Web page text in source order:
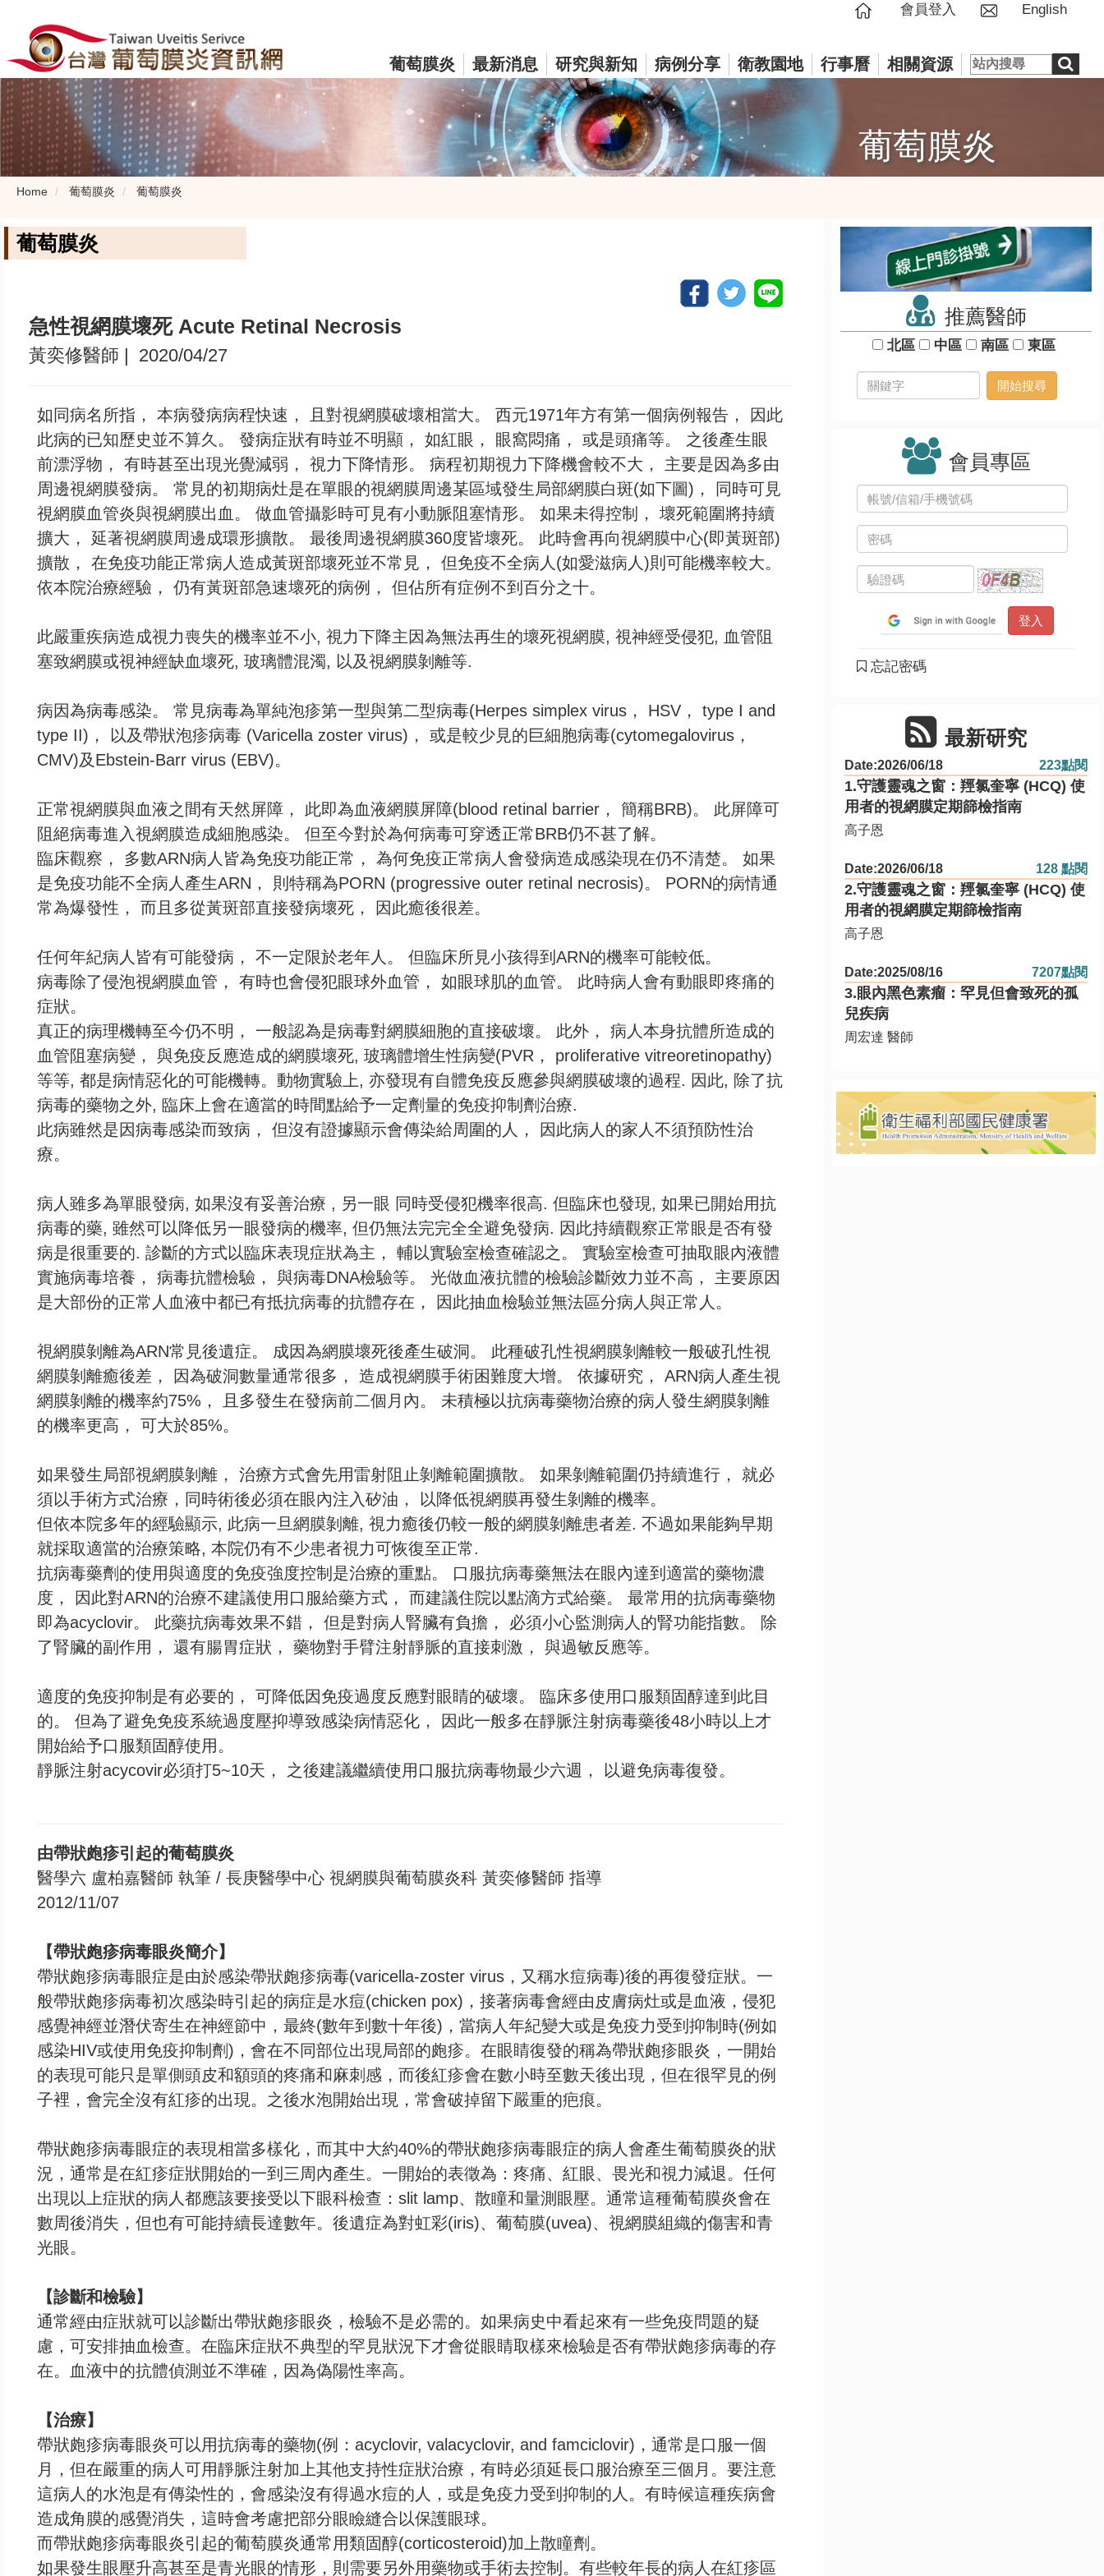
葡萄膜炎 最新消息 研究與新知 病例分享 衛教園地 行事曆 相關資源
會員登入 English
葡萄膜炎
Home 葡萄膜炎 葡萄膜炎
葡萄膜炎
急性視網膜壞死 Acute Retinal Necrosis
黃奕修醫師 | 2020/04/27
如同病名所指， 本病發病病程快速， 且對視網膜破壞相當大。 西元1971年方有第一個病例報告， 因此
此病的已知歷史並不算久。 發病症狀有時並不明顯， 如紅眼， 眼窩悶痛， 或是頭痛等。 之後產生眼
前漂浮物， 有時甚至出現光覺減弱， 視力下降情形。 病程初期視力下降機會較不大， 主要是因為多由
周邊視網膜發病。 常見的初期病灶是在單眼的視網膜周邊某區域發生局部網膜白斑(如下圖)， 同時可見
視網膜血管炎與視網膜出血。 做血管攝影時可見有小動脈阻塞情形。 如果未得控制， 壞死範圍將持續
擴大， 延著視網膜周邊成環形擴散。 最後周邊視網膜360度皆壞死。 此時會再向視網膜中心(即黃斑部)
擴散， 在免疫功能正常病人造成黃斑部壞死並不常見， 但免疫不全病人(如愛滋病人)則可能機率較大。
依本院治療經驗， 仍有黃斑部急速壞死的病例， 但佔所有症例不到百分之十。
此嚴重疾病造成視力喪失的機率並不小, 視力下降主因為無法再生的壞死視網膜, 視神經受侵犯, 血管阻
塞致網膜或視神經缺血壞死, 玻璃體混濁, 以及視網膜剝離等.
病因為病毒感染。 常見病毒為單純泡疹第一型與第二型病毒(Herpes simplex virus， HSV， type I and
type II)， 以及帶狀泡疹病毒 (Varicella zoster virus)， 或是較少見的巨細胞病毒(cytomegalovirus，
CMV)及Ebstein-Barr virus (EBV)。
正常視網膜與血液之間有天然屏障， 此即為血液網膜屏障(blood retinal barrier， 簡稱BRB)。 此屏障可
阻絕病毒進入視網膜造成細胞感染。 但至今對於為何病毒可穿透正常BRB仍不甚了解。
臨床觀察， 多數ARN病人皆為免疫功能正常， 為何免疫正常病人會發病造成感染現在仍不清楚。 如果
是免疫功能不全病人產生ARN， 則特稱為PORN (progressive outer retinal necrosis)。 PORN的病情通
常為爆發性， 而且多從黃斑部直接發病壞死， 因此癒後很差。
任何年紀病人皆有可能發病， 不一定限於老年人。 但臨床所見小孩得到ARN的機率可能較低。
病毒除了侵泡視網膜血管， 有時也會侵犯眼球外血管， 如眼球肌的血管。 此時病人會有動眼即疼痛的
症狀。
真正的病理機轉至今仍不明， 一般認為是病毒對網膜細胞的直接破壞。 此外， 病人本身抗體所造成的
血管阻塞病變， 與免疫反應造成的網膜壞死, 玻璃體增生性病變(PVR， proliferative vitreoretinopathy)
等等, 都是病情惡化的可能機轉。動物實驗上, 亦發現有自體免疫反應參與網膜破壞的過程. 因此, 除了抗
病毒的藥物之外, 臨床上會在適當的時間點給予一定劑量的免疫抑制劑治療.
此病雖然是因病毒感染而致病， 但沒有證據顯示會傳染給周圍的人， 因此病人的家人不須預防性治
療。
病人雖多為單眼發病, 如果沒有妥善治療 , 另一眼 同時受侵犯機率很高. 但臨床也發現, 如果已開始用抗
病毒的藥, 雖然可以降低另一眼發病的機率, 但仍無法完完全全避免發病. 因此持續觀察正常眼是否有發
病是很重要的. 診斷的方式以臨床表現症狀為主， 輔以實驗室檢查確認之。 實驗室檢查可抽取眼內液體
實施病毒培養， 病毒抗體檢驗， 與病毒DNA檢驗等。 光做血液抗體的檢驗診斷效力並不高， 主要原因
是大部份的正常人血液中都已有抵抗病毒的抗體存在， 因此抽血檢驗並無法區分病人與正常人。
視網膜剝離為ARN常見後遺症。 成因為網膜壞死後產生破洞。 此種破孔性視網膜剝離較一般破孔性視
網膜剝離癒後差， 因為破洞數量通常很多， 造成視網膜手術困難度大增。 依據研究， ARN病人產生視
網膜剝離的機率約75%， 且多發生在發病前二個月內。 未積極以抗病毒藥物治療的病人發生網膜剝離
的機率更高， 可大於85%。
如果發生局部視網膜剝離， 治療方式會先用雷射阻止剝離範圍擴散。 如果剝離範圍仍持續進行， 就必
須以手術方式治療，同時術後必須在眼內注入矽油， 以降低視網膜再發生剝離的機率。
但依本院多年的經驗顯示, 此病一旦網膜剝離, 視力癒後仍較一般的網膜剝離患者差. 不過如果能夠早期
就採取適當的治療策略, 本院仍有不少患者視力可恢復至正常.
抗病毒藥劑的使用與適度的免疫強度控制是治療的重點。 口服抗病毒藥無法在眼內達到適當的藥物濃
度， 因此對ARN的治療不建議使用口服給藥方式， 而建議住院以點滴方式給藥。 最常用的抗病毒藥物
即為acyclovir。 此藥抗病毒效果不錯， 但是對病人腎臟有負擔， 必須小心監測病人的腎功能指數。 除
了腎臟的副作用， 還有腸胃症狀， 藥物對手臂注射靜脈的直接刺激， 與過敏反應等。
適度的免疫抑制是有必要的， 可降低因免疫過度反應對眼睛的破壞。 臨床多使用口服類固醇達到此目
的。 但為了避免免疫系統過度壓抑導致感染病情惡化， 因此一般多在靜脈注射病毒藥後48小時以上才
開始給予口服類固醇使用。
靜脈注射acycovir必須打5~10天， 之後建議繼續使用口服抗病毒物最少六週， 以避免病毒復發。
由帶狀皰疹引起的葡萄膜炎
醫學六 盧柏嘉醫師 執筆 / 長庚醫學中心 視網膜與葡萄膜炎科 黃奕修醫師 指導
2012/11/07
【帶狀皰疹病毒眼炎簡介】
帶狀皰疹病毒眼症是由於感染帶狀皰疹病毒(varicella-zoster virus，又稱水痘病毒)後的再復發症狀。一
般帶狀皰疹病毒初次感染時引起的病症是水痘(chicken pox)，接著病毒會經由皮膚病灶或是血液，侵犯
感覺神經並潛伏寄生在神經節中，最終(數年到數十年後)，當病人年紀變大或是免疫力受到抑制時(例如
感染HIV或使用免疫抑制劑)，會在不同部位出現局部的皰疹。在眼睛復發的稱為帶狀皰疹眼炎，一開始
的表現可能只是單側頭皮和額頭的疼痛和麻刺感，而後紅疹會在數小時至數天後出現，但在很罕見的例
子裡，會完全沒有紅疹的出現。之後水泡開始出現，常會破掉留下嚴重的疤痕。
帶狀皰疹病毒眼症的表現相當多樣化，而其中大約40%的帶狀皰疹病毒眼症的病人會產生葡萄膜炎的狀
況，通常是在紅疹症狀開始的一到三周內產生。一開始的表徵為：疼痛、紅眼、畏光和視力減退。任何
出現以上症狀的病人都應該要接受以下眼科檢查：slit lamp、散瞳和量測眼壓。通常這種葡萄膜炎會在
數周後消失，但也有可能持續長達數年。後遺症為對虹彩(iris)、葡萄膜(uvea)、視網膜組織的傷害和青
光眼。
【診斷和檢驗】
通常經由症狀就可以診斷出帶狀皰疹眼炎，檢驗不是必需的。如果病史中看起來有一些免疫問題的疑
慮，可安排抽血檢查。在臨床症狀不典型的罕見狀況下才會從眼睛取樣來檢驗是否有帶狀皰疹病毒的存
在。血液中的抗體偵測並不準確，因為偽陽性率高。
【治療】
帶狀皰疹病毒眼炎可以用抗病毒的藥物(例：acyclovir, valacyclovir, and famciclovir)，通常是口服一個
月，但在嚴重的病人可用靜脈注射加上其他支持性症狀治療，有時必須延長口服治療至三個月。要注意
這病人的水泡是有傳染性的，會感染沒有得過水痘的人，或是免疫力受到抑制的人。有時候這種疾病會
造成角膜的感覺消失，這時會考慮把部分眼瞼縫合以保護眼球。
而帶狀皰疹病毒眼炎引起的葡萄膜炎通常用類固醇(corticosteroid)加上散瞳劑。
如果發生眼壓升高甚至是青光眼的情形，則需要另外用藥物或手術去控制。有些較年長的病人在紅疹區
推薦醫師
北區 中區 南區 東區
會員專區
忘記密碼
最新研究
Date:2026/06/18 223點閱
1.守護靈魂之窗：羥氯奎寧 (HCQ) 使
用者的視網膜定期篩檢指南
高子恩
Date:2026/06/18 128 點閱
2.守護靈魂之窗：羥氯奎寧 (HCQ) 使
用者的視網膜定期篩檢指南
高子恩
Date:2025/08/16 7207點閱
3.眼內黑色素瘤：罕見但會致死的孤
兒疾病
周宏達 醫師